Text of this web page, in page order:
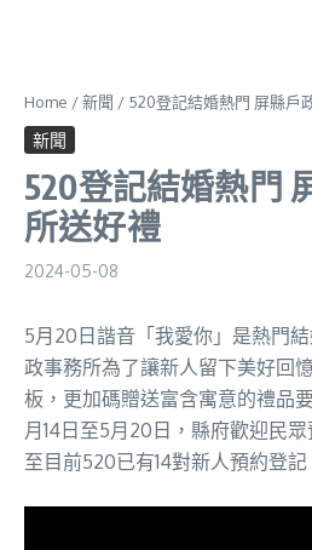
Home /新聞 / 520登記結婚熱門 屏縣戶
新聞
520登記結婚熱門
所送好禮
2024-05-08
5月20日諧音「我愛你」是熱門
政事務所為了讓新人留下美好回
板，更加碼贈送富含寓意的禮品
月14日至5月20日，縣府歡迎民
至目前520已有14對新人預約登記